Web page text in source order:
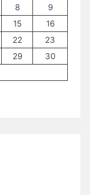
8
9
15
16
22
23
29
30